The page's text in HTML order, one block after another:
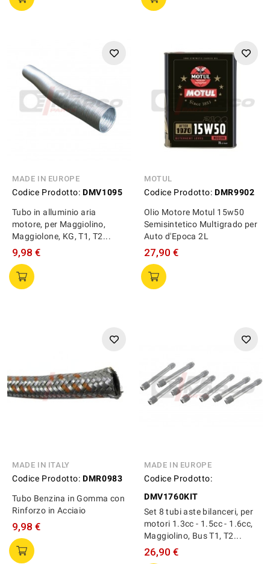
MADE IN EUROPE
Codice Prodotto: DMV1095
Tubo in alluminio aria
motore, per Maggiolino,
Maggiolone, KG, T1, T2...
9,98 €
MOTUL
Codice Prodotto: DMR9902
Olio Motore Motul 15w50
Semisintetico Multigrado per
Auto d'Epoca 2L
27,90 €
MADE IN ITALY
Codice Prodotto: DMR0983
Tubo Benzina in Gomma con
Rinforzo in Acciaio
9,98 €
MADE IN EUROPE
Codice Prodotto:
DMV1760KIT
Set 8 tubi aste bilanceri, per
motori 1.3cc - 1.5cc - 1.6cc,
Maggiolino, Bus T1, T2...
26,90 €